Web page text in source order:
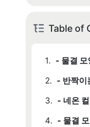
Table of
1. - 물결 모
2. - 반짝이
3. - 네온
4. - 물결